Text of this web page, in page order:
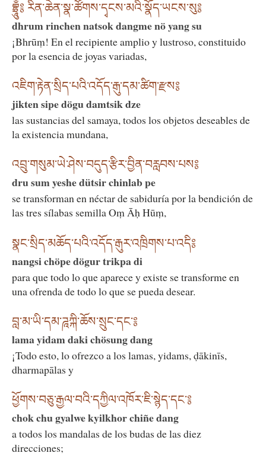
བྷྲཱུྃ༔ རིན་ཆེན་སྣ་ཚོགས་དྭངས་མའི་སྣོད་ཡངས་སུ༔
dhrum rinchen natsok dangme nö yang su
¡Bhrūṃ! En el recipiente amplio y lustroso, constituido
por la esencia de joyas variadas,
འཇིག་རྟེན་སྲིད་པའི་འདོད་རྒུ་དམ་ཚིག་རྫས༔
jikten sipe dögu damtsik dze
las sustancias del samaya, todos los objetos deseables de
la existencia mundana,
འབྲུ་གསུམ་ཡེ་ཤེས་བདུད་རྩིར་བྱིན་བརླབས་པས༔
dru sum yeshe dütsir chinlab pe
se transforman en néctar de sabiduría por la bendición de
las tres sílabas semilla Oṃ Āḥ Hūṃ,
སྣང་སྲིད་མཆོད་པའི་འདོད་རྒུར་འཁྲིགས་པ་འདི༔
nangsi chöpe dögur trikpa di
para que todo lo que aparece y existe se transforme en
una ofrenda de todo lo que se pueda desear.
བླ་མ་ཡི་དམ་ཌཱཀྐི་ཆོས་སྲུང་དང༌༔
lama yidam daki chösung dang
¡Todo esto, lo ofrezco a los lamas, yidams, ḍākinīs,
dharmapālas y
ཕྱོགས་བཅུ་རྒྱལ་བའི་དཀྱིལ་འཁོར་ཇི་སྙེད་དང༌༔
chok chu gyalwe kyilkhor chiñe dang
a todos los mandalas de los budas de las diez
direcciones;